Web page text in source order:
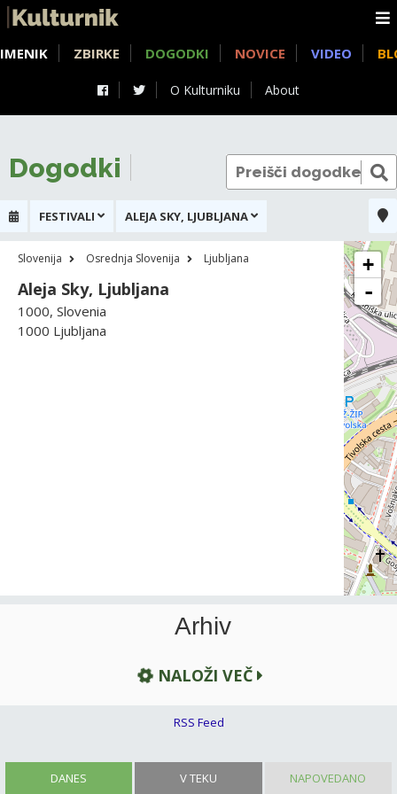
O Kulturniku About
IMENIK ZBIRKE DOGODKI NOVICE VIDEO
DANES V TEKU NAPOVEDANO
Dogodki
FESTIVALI ALEJA SKY, LJUBLJANA
Slovenija Osrednja Slovenija Ljubljana
Aleja Sky, Ljubljana
1000, Slovenia
1000 Ljubljana
+
-
Arhiv
NALOŽI VEČ
RSS Feed